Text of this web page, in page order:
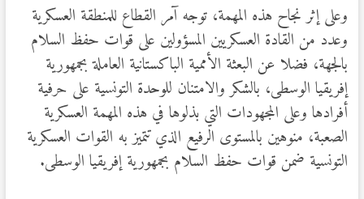
وعلى إثر نجاح هذه المهمة، توجه آمر القطاع للمنطقة العسكرية
وعدد من القادة العسكريين المسؤولين على قوات حفظ السلام
بالجهة، فضلا عن البعثة الأممية الباكستانية العاملة بجمهورية
إفريقيا الوسطى، بالشكر والامتنان للوحدة التونسية على حرفية
أفرادها وعلى المجهودات التي بذلوها في هذه المهمة العسكرية
الصعبة، منوهين بالمستوى الرفيع الذي تتميز به القوات العسكرية
التونسية ضمن قوات حفظ السلام بجمهورية إفريقيا الوسطى.